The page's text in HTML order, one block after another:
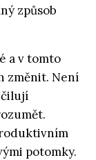
způsob
a v tomto
změnit. Není
potomky.